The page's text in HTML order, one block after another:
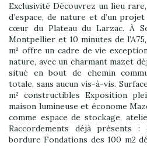
Exclusivité Découvrez un lieu
d’espace, de nature et d’un
cœur du Plateau du Larzac. À
Montpellier et 10 minutes de
m² offre un cadre de vie
nature, avec un charmant mazet
situé en bout de chemin
totale, sans aucun vis-à-vis.
m² constructibles Exposition
maison lumineuse et économe
comme espace de stockage,
Raccordements déjà présents
bordure Fondations des 100 m2